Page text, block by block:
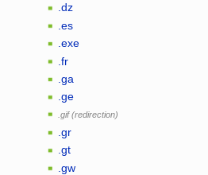
.dz
.es
.exe
.fr
.ga
.ge
.gif
.gr
.gt
.gw